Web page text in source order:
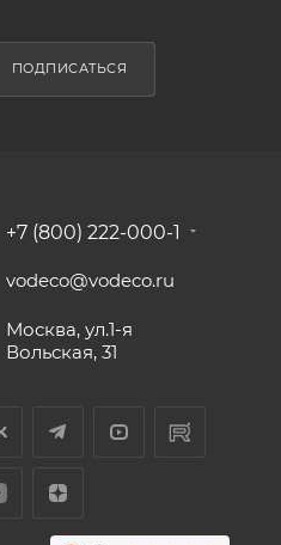
ПОДПИСАТЬСЯ
+7 (800) 222-000-1
vodeco@vodeco.ru
Москва, ул.1-я
Вольская, 31